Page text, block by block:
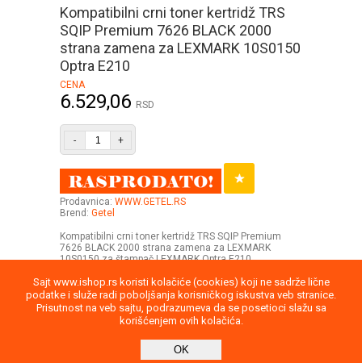
Sajt www.ishop.rs koristi kolačiće (cookies) koji ne sadrže lične
podatke i služe radi poboljšanja korisničkog iskustva veb stranice.
Prisutnost na veb sajtu, podrazumeva da se posetioci slažu sa
korišćenjem ovih kolačića.
OK
Kompatibilni crni toner kertridž TRS
SQIP Premium 7626 BLACK 2000
strana zamena za LEXMARK 10S0150
Optra E210
CENA
6.529,06 RSD
- +
Prodavnica: WWW.GETEL.RS
Brend: Getel
Kompatibilni crni toner kertridž TRS SQIP Premium
7626 BLACK 2000 strana zamena za LEXMARK
10S0150 za štampač LEXMARK Optra E210
Privatnost podataka Kontakt